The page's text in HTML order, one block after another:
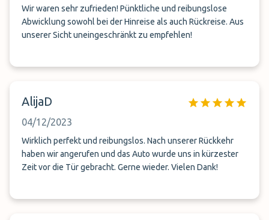
Wir waren sehr zufrieden! Pünktliche und reibungslose
Abwicklung sowohl bei der Hinreise als auch Rückreise. Aus
unserer Sicht uneingeschränkt zu empfehlen!
AlijaD
04/12/2023
Wirklich perfekt und reibungslos. Nach unserer Rückkehr
haben wir angerufen und das Auto wurde uns in kürzester
Zeit vor die Tür gebracht. Gerne wieder. Vielen Dank!